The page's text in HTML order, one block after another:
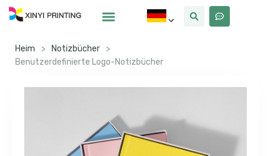
Heim > Notizbücher
>
Benutzerdefinierte Logo-Notizbücher